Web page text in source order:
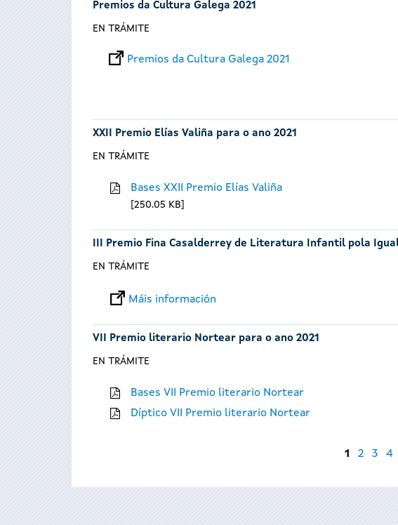
Premios da Cultura Galega 2021
EN TRÁMITE
Premios da Cultura Galega 2021
XXII Premio Elías Valiña para o ano 2021
EN TRÁMITE
Bases XXII Premio Elías Valiña
250.05 KB
III Premio Fina Casalderrey de Literatura Infantil pola
EN TRÁMITE
Máis información
VII Premio literario Nortear para o ano 2021
EN TRÁMITE
Bases VII Premio literario Nortear
Díptico VII Premio literario Nortear
1 2 3 4